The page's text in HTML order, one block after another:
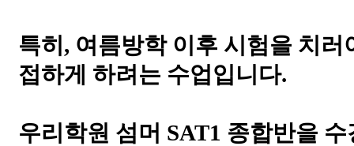
특히 , 여름방학 이후 시험을 치
접하게 하려는 수업입니다.
우리학원 섬머 SAT1 종합반을